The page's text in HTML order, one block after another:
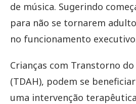
de música. Sugerindo
para não se tornarem
no funcionamento
Crianças com Transtorno
(TDAH), podem se
uma intervenção